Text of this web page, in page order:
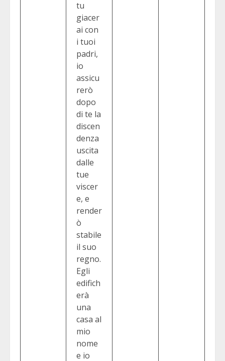
tu
giacer
ai con
i tuoi
padri,
io
assicu
rerò
dopo
di te la
discen
denza
uscita
dalle
tue
viscer
e, e
render
ò
stabile
il suo
regno.
Egli
edifich
erà
una
casa al
mio
nome
e io